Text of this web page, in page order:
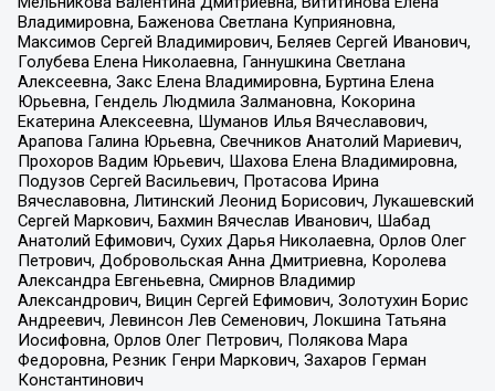
Владимировна, Баженова Светлана Куприяновна,
Максимов Сергей Владимирович, Беляев Сергей Иванович,
Голубева Елена Николаевна, Ганнушкина Светлана
Алексеевна, Закс Елена Владимировна, Буртина Елена
Юрьевна, Гендель Людмила Залмановна, Кокорина
Екатерина Алексеевна, Шуманов Илья Вячеславович,
Арапова Галина Юрьевна, Свечников Анатолий Мариевич,
Прохоров Вадим Юрьевич, Шахова Елена Владимировна,
Подузов Сергей Васильевич, Протасова Ирина
Вячеславовна, Литинский Леонид Борисович, Лукашевский
Сергей Маркович, Бахмин Вячеслав Иванович, Шабад
Анатолий Ефимович, Сухих Дарья Николаевна, Орлов Олег
Петрович, Добровольская Анна Дмитриевна, Королева
Александра Евгеньевна, Смирнов Владимир
Александрович, Вицин Сергей Ефимович, Золотухин Борис
Андреевич, Левинсон Лев Семенович, Локшина Татьяна
Иосифовна, Орлов Олег Петрович, Полякова Мара
Федоровна, Резник Генри Маркович, Захаров Герман
Константинович